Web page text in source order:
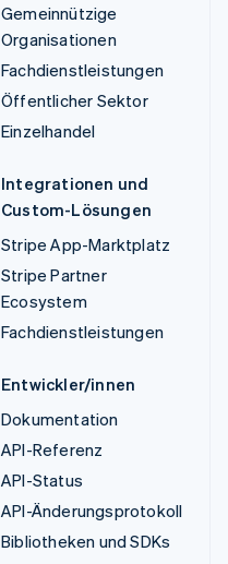
Gemeinnützige
Organisationen
Fachdienstleistungen
Öffentlicher Sektor
Einzelhandel
Integrationen und
Custom-Lösungen
Stripe App-Marktplatz
Stripe Partner
Ecosystem
Fachdienstleistungen
Entwickler/innen
Dokumentation
API-Referenz
API-Status
API-Änderungsprotokoll
Bibliotheken und SDKs